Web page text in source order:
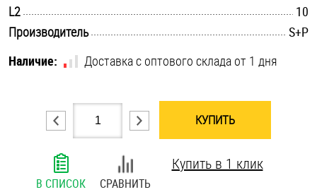
Шпильки
L2
10
Производитель
S+P
Наличие:
Доставка с оптового склада от 1 дня
КУПИТЬ
В СПИСОК СРАВНИТЬ
Купить в 1 клик